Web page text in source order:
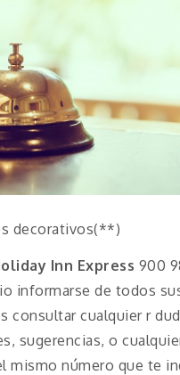
decorativos(**)
Inn Express 900
informarse de todos
consultar cualquier r
sugerencias, o
mismo número que te